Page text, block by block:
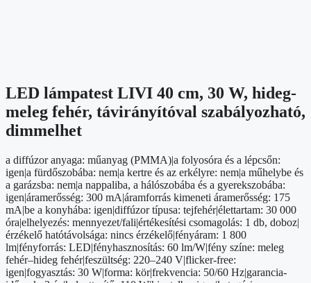
LED lámpatest LIVI 40 cm, 30 W, hideg-
meleg fehér, távirányítóval szabályozható,
dimmelhet
a diffúzor anyaga: műanyag (PMMA)|a folyosóra és a lépcsőn:
igen|a fürdőszobába: nem|a kertre és az erkélyre: nem|a műhelybe és
a garázsba: nem|a nappaliba, a hálószobába és a gyerekszobába:
igen|áramerősség: 300 mA|áramforrás kimeneti áramerősség: 175
mA|be a konyhába: igen|diffúzor típusa: tejfehér|élettartam: 30 000
óra|elhelyezés: mennyezet/fali|értékesítési csomagolás: 1 db, doboz|
érzékelő hatótávolsága: nincs érzékelő|fényáram: 1 800
lm|fényforrás: LED|fényhasznosítás: 60 lm/W|fény színe: meleg
fehér–hideg fehér|feszültség: 220–240 V|flicker-free:
igen|fogyasztás: 30 W|forma: kör|frekvencia: 50/60 Hz|garancia-